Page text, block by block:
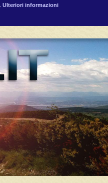
Ulteriori informazioni